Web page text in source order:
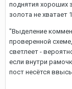
поднятия хороших
золота не хватает
"Выделение
проверенной
светлеет -
если внутри
пост несётся